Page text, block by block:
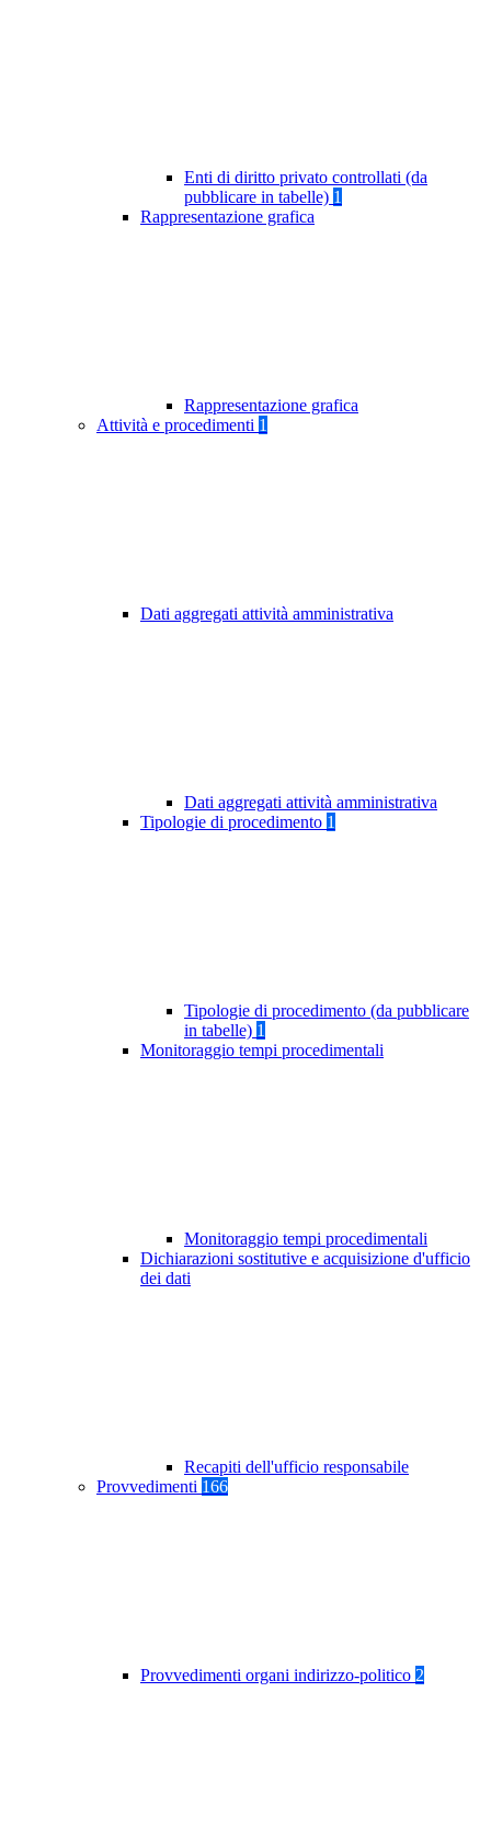
Enti di diritto privato controllati (da
pubblicare in tabelle) 1
Rappresentazione grafica
Rappresentazione grafica
Attività e procedimenti 1
Dati aggregati attività amministrativa
Dati aggregati attività amministrativa
Tipologie di procedimento 1
Tipologie di procedimento (da pubblicare
in tabelle) 1
Monitoraggio tempi procedimentali
Monitoraggio tempi procedimentali
Dichiarazioni sostitutive e acquisizione d'ufficio
dei dati
Recapiti dell'ufficio responsabile
Provvedimenti 166
Provvedimenti organi indirizzo-politico 2